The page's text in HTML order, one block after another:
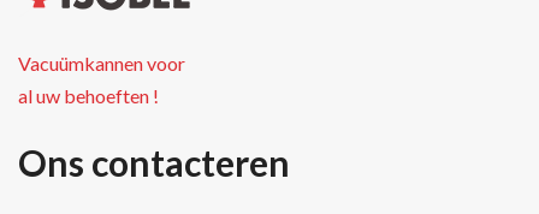
Vacuümkannen voor
al uw behoeften !
Ons contacteren